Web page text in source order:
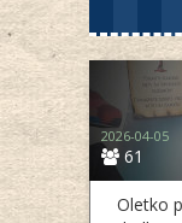
61
2026-04-05
Oletko